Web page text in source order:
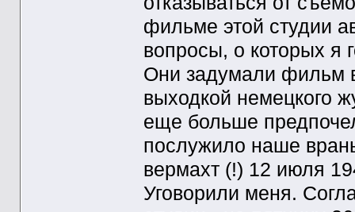
фильме этой студии
вопросы, о которых я
Они задумали фильм
выходкой немецкого
еще больше
послужило наше
вермахт (!) 12 июля
Уговорили меня.